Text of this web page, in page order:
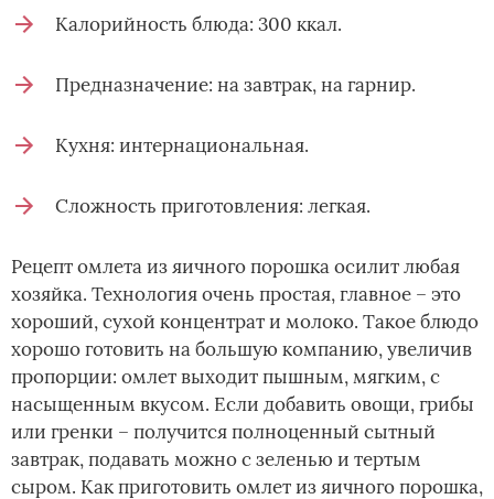
Калорийность блюда: 300 ккал.
Предназначение: на завтрак, на гарнир.
Кухня: интернациональная.
Сложность приготовления: легкая.
Рецепт омлета из яичного порошка осилит любая
хозяйка. Технология очень простая, главное – это
хороший, сухой концентрат и молоко. Такое блюдо
хорошо готовить на большую компанию, увеличив
пропорции: омлет выходит пышным, мягким, с
насыщенным вкусом. Если добавить овощи, грибы
или гренки – получится полноценный сытный
завтрак, подавать можно с зеленью и тертым
сыром. Как приготовить омлет из яичного порошка,